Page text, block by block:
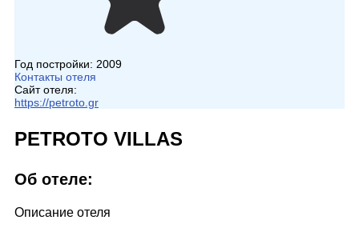
Год постройки: 2009
Контакты отеля
Сайт отеля:
https://petroto.gr
PETROTO VILLAS
Об отеле:
Описание отеля